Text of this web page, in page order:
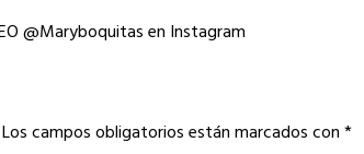
@Maryboquitas en Instagram
Los campos obligatorios están marcados con*